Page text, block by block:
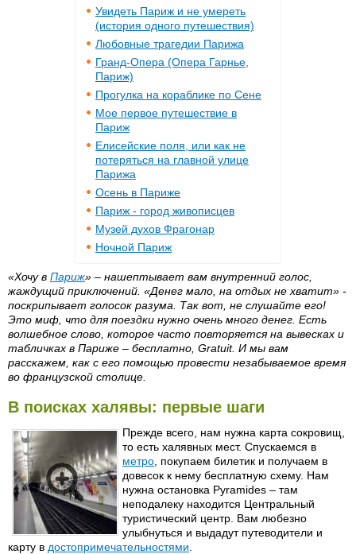
Увидеть Париж и не умереть
(история одного путешествия)
Любовные трагедии Парижа
Гранд-Опера (Опера Гарнье,
Париж)
Прогулка на кораблике по Сене
Мое первое путешествие в
Париж
Елисейские поля, или как не
потеряться на главной улице
Парижа
Осень в Париже
Париж - город живописцев
Музей духов Фрагонар
Ночной Париж
«Хочу в Париж» – нашептывает вам внутренний голос,
жаждущий приключений. «Денег мало, на отдых не хватит» -
поскрипывает голосок разума. Так вот, не слушайте его!
Это миф, что для поездки нужно очень много денег. Есть
волшебное слово, которое часто повторяется на вывесках и
табличках в Париже – бесплатно, Gratuit. И мы вам
расскажем, как с его помощью провести незабываемое время
во французской столице.
В поисках халявы: первые шаги
Прежде всего, нам нужна карта сокровищ,
то есть халявных мест. Спускаемся в
метро , покупаем билетик и получаем в
довесок к нему бесплатную схему. Нам
нужна остановка Pyramides – там
неподалеку находится Центральный
туристический центр. Вам любезно
улыбнуться и выдадут путеводители и
карту в достопримечательностями